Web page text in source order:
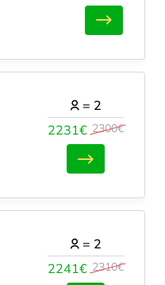
2231€ 2300€
= 2
2241€ 2310€
= 2